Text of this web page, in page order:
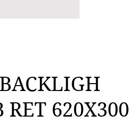
RET 620X300